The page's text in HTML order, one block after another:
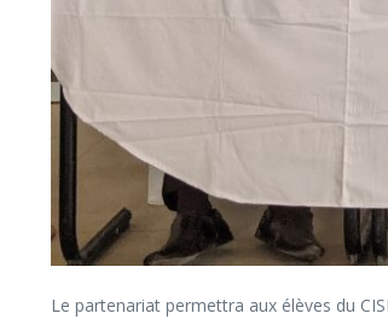
Le partenariat permettra aux élèves du